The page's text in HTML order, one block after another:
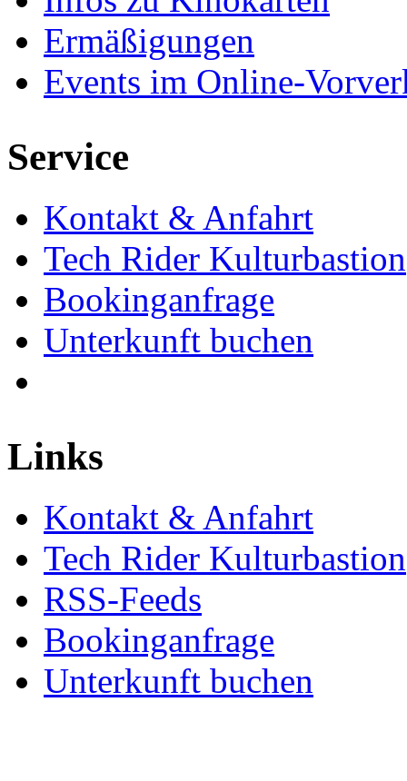
Ermäßigungen
Events im Online-
Service
Kontakt & Anfahrt
Tech Rider Kulturbastion
Bookinganfrage
Unterkunft buchen
Links
Kontakt & Anfahrt
Tech Rider Kulturbastion
RSS-Feeds
Bookinganfrage
Unterkunft buchen